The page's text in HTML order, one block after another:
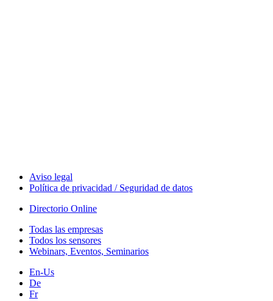
Aviso legal
Política de privacidad / Seguridad de datos
Directorio Online
Todas las empresas
Todos los sensores
Webinars, Eventos, Seminarios
En-Us
De
Fr